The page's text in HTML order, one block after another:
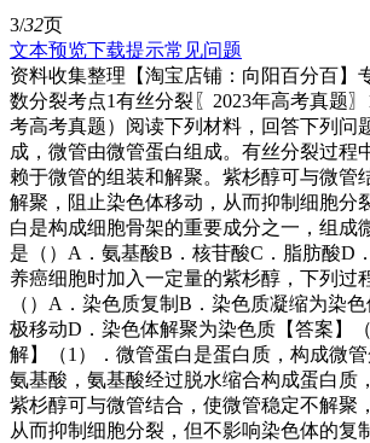
3/32页
文本预览下载提示常见问题
资料收集整理【淘宝店铺：向阳百分百】
数分裂考点1有丝分裂〖2023年高考真题〗
考高考真题）阅读下列材料，回答下列问
成，微管由微管蛋白组成。有丝分裂过程
赖于微管的组装和解聚。紫杉醇可与微管
解聚，阻止染色体移动，从而抑制细胞分
白是构成细胞骨架的重要成分之一，组成
是（）A．氨基酸B．核苷酸C．脂肪酸D
养癌细胞时加入一定量的紫杉醇，下列过
（）A．染色质复制B．染色质凝缩为染
极移动D．染色体解聚为染色质【答案】
解】（1）．微管蛋白是蛋白质，构成微
氨基酸，氨基酸经过脱水缩合构成蛋白质
紫杉醇可与微管结合，使微管稳定不解聚
从而抑制细胞分裂，但不影响染色体的复